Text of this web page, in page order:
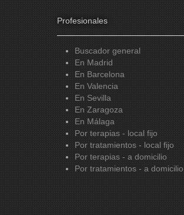
Profesionales
Buscador general
En Madrid
En Barcelona
En Valencia
En Sevilla
En Zaragoza
En Málaga
Por terapias - local fijo
Por tratamientos - local fijo
Por terapias - a domicilio
Por tratamientos - a domicilio